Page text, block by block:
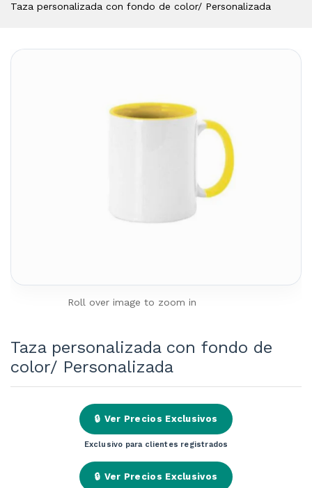
Taza personalizada con fondo de color/ Personalizada
Roll over image to zoom in
Taza personalizada con fondo de
color/ Personalizada
🔒 Ver Precios Exclusivos
Exclusivo para clientes registrados
🔒 Ver Precios Exclusivos